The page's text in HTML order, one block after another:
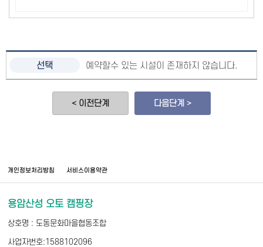
예약할수 있는 시설이 존재하지 않습니다.
< 이전단계 다음단계 >
개인정보처리방침 서비스이용약관
용암산성 오토 캠핑장
상호명 : 도동문화마을협동조합
사업자번호:1588102096